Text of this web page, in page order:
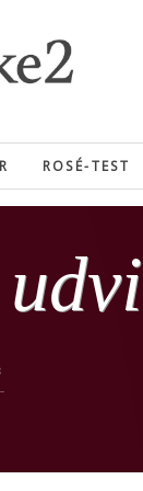
ROSÉ-TEST